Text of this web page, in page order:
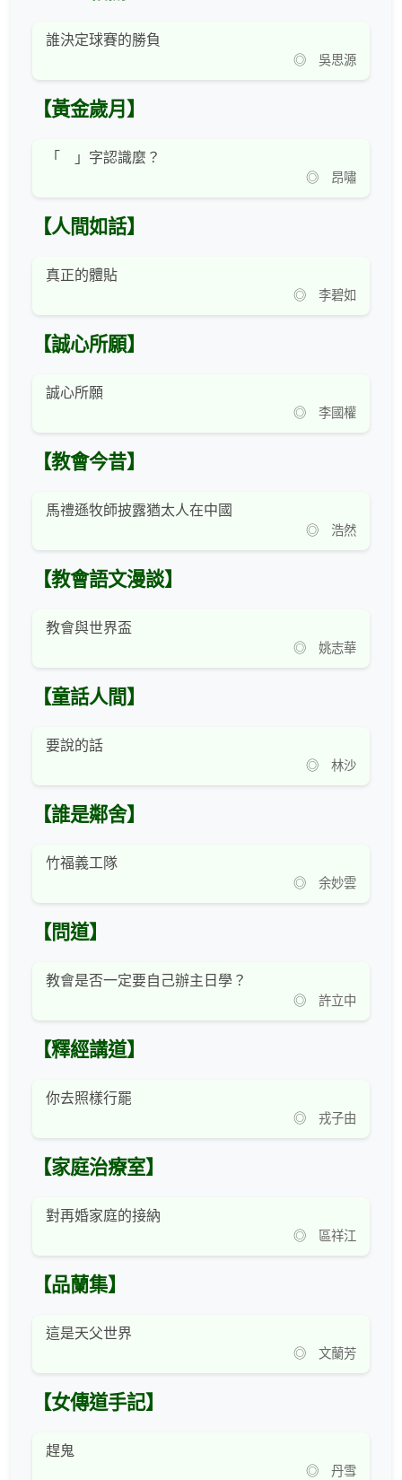
誰決定球賽的勝負
◎ 吳思源
【黃金歲月】
「 」字認識麼？
◎ 昂嘯
【人間如話】
真正的體貼
◎ 李碧如
【誠心所願】
誠心所願
◎ 李國權
【教會今昔】
馬禮遜牧師披露猶太人在中國
◎ 浩然
【教會語文漫談】
教會與世界盃
◎ 姚志華
【童話人間】
要說的話
◎ 林沙
【誰是鄰舍】
竹福義工隊
◎ 余妙雲
【問道】
教會是否一定要自己辦主日學？
◎ 許立中
【釋經講道】
你去照樣行罷
◎ 戎子由
【家庭治療室】
對再婚家庭的接納
◎ 區祥江
【品蘭集】
這是天父世界
◎ 文蘭芳
【女傳道手記】
趕鬼
◎ 丹雪